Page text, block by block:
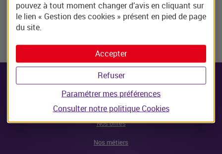
Travailler chez Beobank
Nos offres
Nos métiers
pouvez à tout moment changer d’avis en cliquant sur
le lien « Gestion des cookies » présent en pied de page
du site.
Accepter
Refuser
Paramétrer mes préférences
Consulter notre politique Cookies